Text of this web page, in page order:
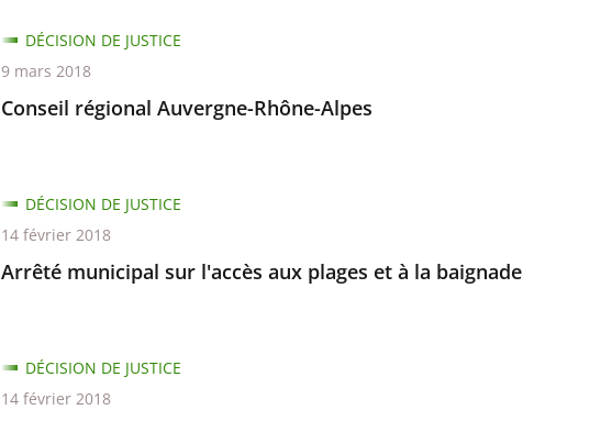
Conseil régional Auvergne-Rhône-Alpes
DÉCISION DE JUSTICE
9 mars 2018
Arrêté municipal sur l'accès aux plages et à la baignade
DÉCISION DE JUSTICE
14 février 2018
DÉCISION DE JUSTICE
14 février 2018